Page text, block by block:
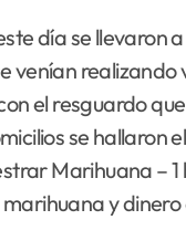
día se llevaron
venían
el resguardo
se hallaron
Marihuana –
y dinero